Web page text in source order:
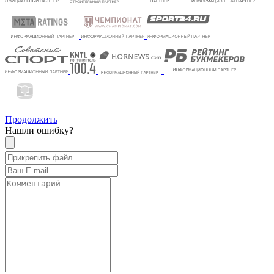
Продолжить
Нашли ошибку?